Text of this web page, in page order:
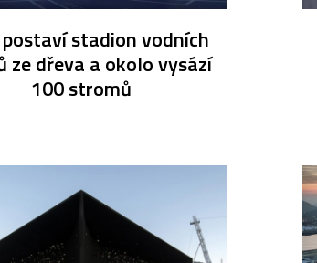
stadion vodních
ze dřeva a okolo vysází
100 stromů